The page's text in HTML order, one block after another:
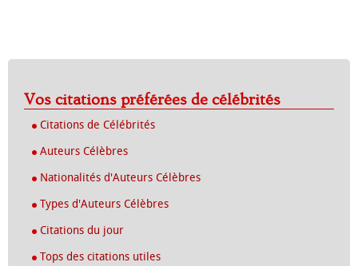
Vos citations préférées de célébrités
Citations de Célébrités
Auteurs Célèbres
Nationalités d'Auteurs Célèbres
Types d'Auteurs Célèbres
Citations du jour
Tops des citations utiles